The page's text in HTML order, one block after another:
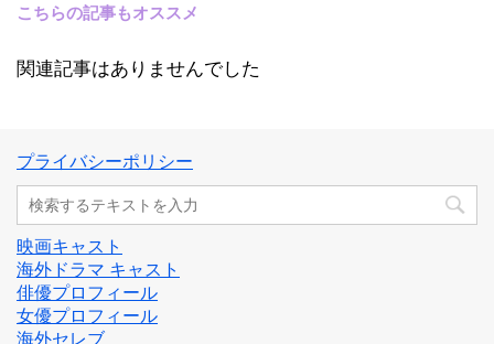
こちらの記事もオススメ
関連記事はありませんでした
プライバシーポリシー
映画キャスト
海外ドラマ キャスト
俳優プロフィール
女優プロフィール
海外セレブ